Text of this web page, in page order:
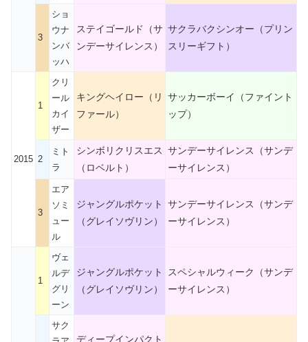
3
ショ
ウナ
ンバ
ッハ
ステイゴールド（サ
ンデーサイレンス）
サクラバクシンオー（プリン
スリーギフト）
2015
1
クリ
ール
カイ
ザー
キングヘイロー（リ
ファール）
サッカーボーイ（ファイント
ップ）
2
ミト
ラ
シンボリクリスエス
（ロベルト）
サンデーサイレンス（サンデ
ーサイレンス）
3
エア
ソミ
ュー
ル
ジャングルポケット
（グレイソヴリン）
サンデーサイレンス（サンデ
ーサイレンス）
1
ヴェ
ルデ
グリ
ーン
ジャングルポケット
（グレイソヴリン）
スペシャルウィーク（サンデ
ーサイレンス）
サク
ディープインパクト